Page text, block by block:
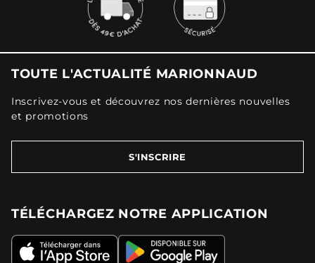
TOUTE L'ACTUALITÉ MARIONNAUD
Inscrivez-vous et découvrez nos dernières nouvelles
et promotions
S'INSCRIRE
TÉLÉCHARGEZ NOTRE APPLICATION